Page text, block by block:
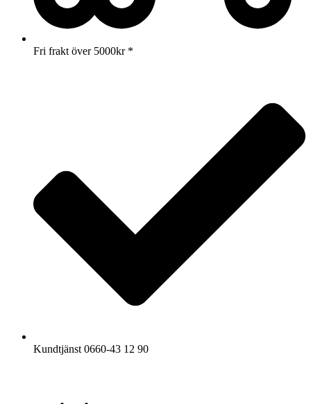
Fri frakt över 5000kr *
Kundtjänst 0660-43 12 90